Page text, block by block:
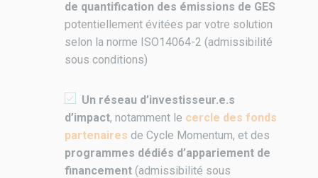
de quantification des émissions de GES
potentiellement évitées par votre solution
selon la norme ISO14064-2 (admissibilité
sous conditions)
Un réseau d’investisseur.e.s
d’impact, notamment le cercle des fonds
partenaires de Cycle Momentum, et des
programmes dédiés d’appariement de
financement (admissibilité sous